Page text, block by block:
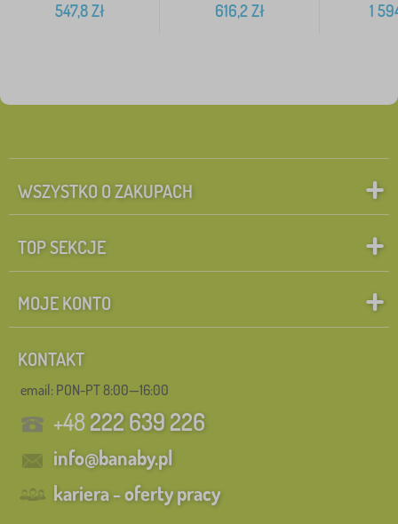
547,8Zł 616,2Zł 1
WSZYSTKO O ZAKUPACH
TOP SEKCJE
MOJE KONTO
KONTAKT
email: PON-PT 8:00—16:00
+48222 639 226
info@banaby.pl
kariera - oferty pracy